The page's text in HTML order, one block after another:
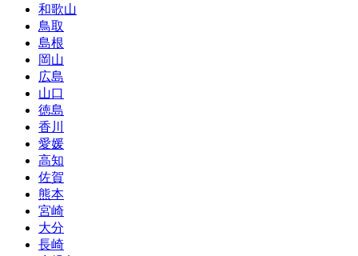
和歌山
鳥取
島根
岡山
広島
山口
徳島
香川
愛媛
高知
佐賀
熊本
宮崎
大分
長崎